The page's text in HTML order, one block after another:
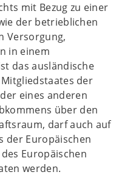
mit Bezug zu einer
der betrieblichen
Versorgung,
in einem
das ausländische
der
eines anderen
über den
darf auch auf
der Europäischen
Europäischen
werden.